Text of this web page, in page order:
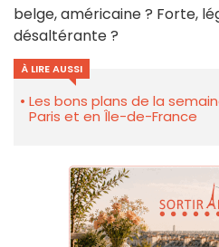
belge, américaine ? Forte,
désaltérante ?
À LIRE AUSSI
Les bons plans de la
Paris et en Île-de-France